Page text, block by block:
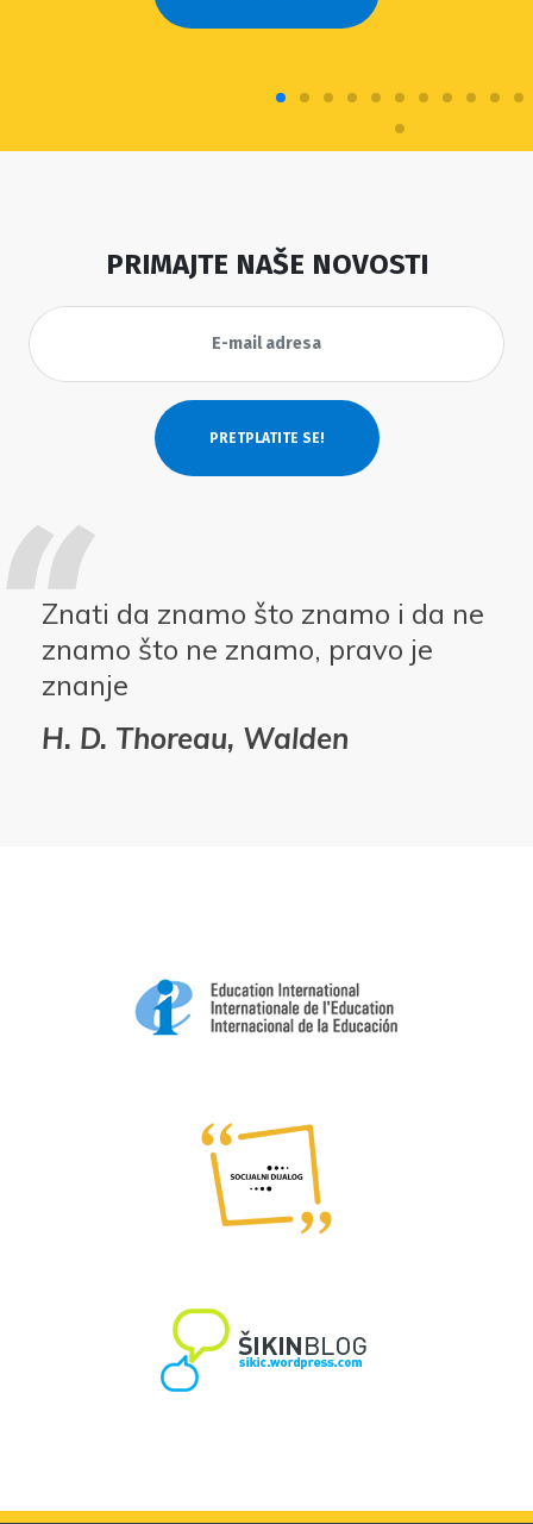
PRIMAJTE NAŠE NOVOSTI
Znati da znamo što znamo i da ne
znamo što ne znamo, pravo je
znanje
H. D. Thoreau, Walden